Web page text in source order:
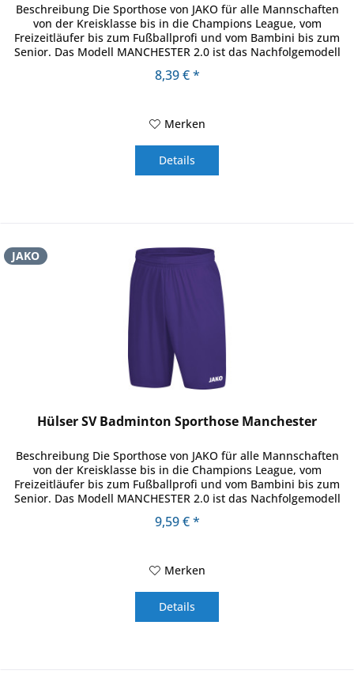
Beschreibung Die Sporthose von JAKO für alle Mannschaften
von der Kreisklasse bis in die Champions League, vom
Freizeitläufer bis zum Fußballprofi und vom Bambini bis zum
Senior. Das Modell MANCHESTER 2.0 ist das Nachfolgemodell
8,39 € *
Merken
Details
JAKO
Hülser SV Badminton Sporthose Manchester
Beschreibung Die Sporthose von JAKO für alle Mannschaften
von der Kreisklasse bis in die Champions League, vom
Freizeitläufer bis zum Fußballprofi und vom Bambini bis zum
Senior. Das Modell MANCHESTER 2.0 ist das Nachfolgemodell
9,59 € *
Merken
Details